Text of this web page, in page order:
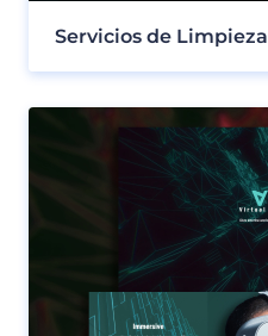
Servicios de Limpieza